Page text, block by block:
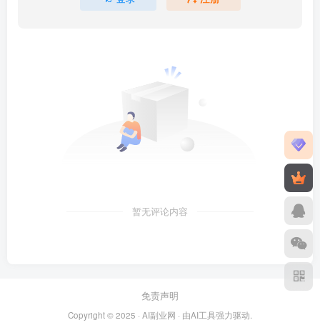
暂无评论内容
免责声明
Copyright © 2025 · AI副业网 · 由AI工具强力驱动.